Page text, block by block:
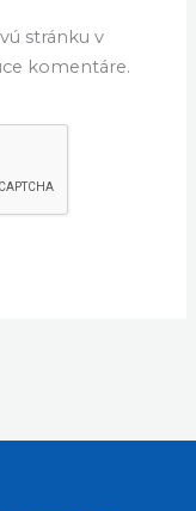
stránku v
komentáre.